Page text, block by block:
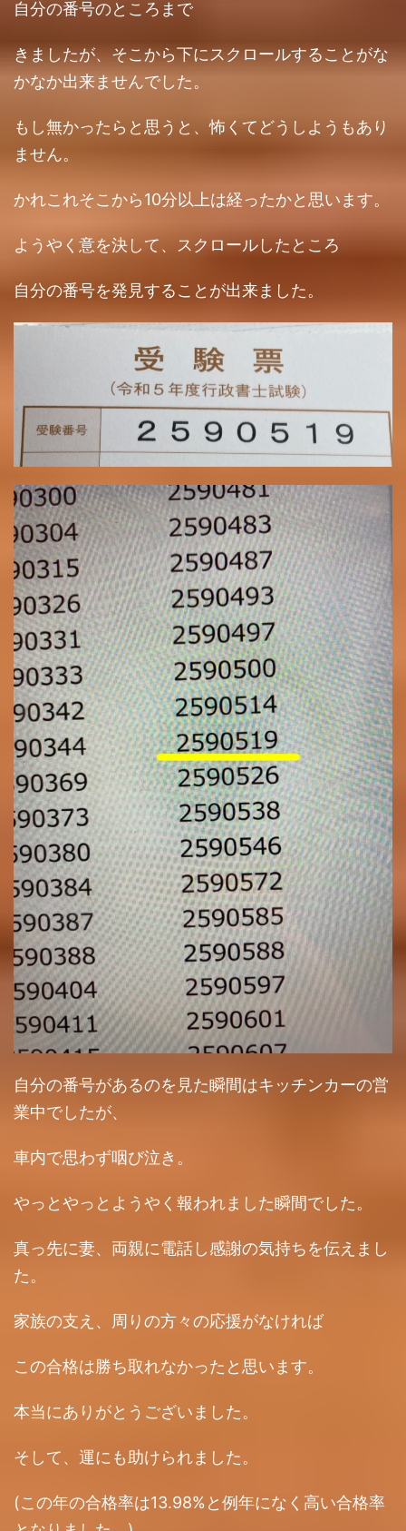
自分の番号のところまで
きましたが、そこから下にスクロールすることがな
かなか出来ませんでした。
もし無かったらと思うと、怖くてどうしようもあり
ません。
かれこれそこから10分以上は経ったかと思います。
ようやく意を決して、スクロールしたところ
自分の番号を発見することが出来ました。
自分の番号があるのを見た瞬間はキッチンカーの営
業中でしたが、
車内で思わず咽び泣き。
やっとやっとようやく報われました瞬間でした。
真っ先に妻、両親に電話し感謝の気持ちを伝えまし
た。
家族の支え、周りの方々の応援がなければ
この合格は勝ち取れなかったと思います。
本当にありがとうございました。
そして、運にも助けられました。
(この年の合格率は13.98%と例年になく高い合格率